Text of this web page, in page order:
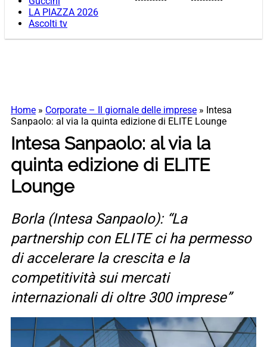
LA PIAZZA 2026
Ascolti tv
Home » Corporate – Il giornale delle imprese » Intesa
Sanpaolo: al via la quinta edizione di ELITE Lounge
Intesa Sanpaolo: al via la
quinta edizione di ELITE
Lounge
Borla (Intesa Sanpaolo): “La
partnership con ELITE ci ha permesso
di accelerare la crescita e la
competitività sui mercati
internazionali di oltre 300 imprese”